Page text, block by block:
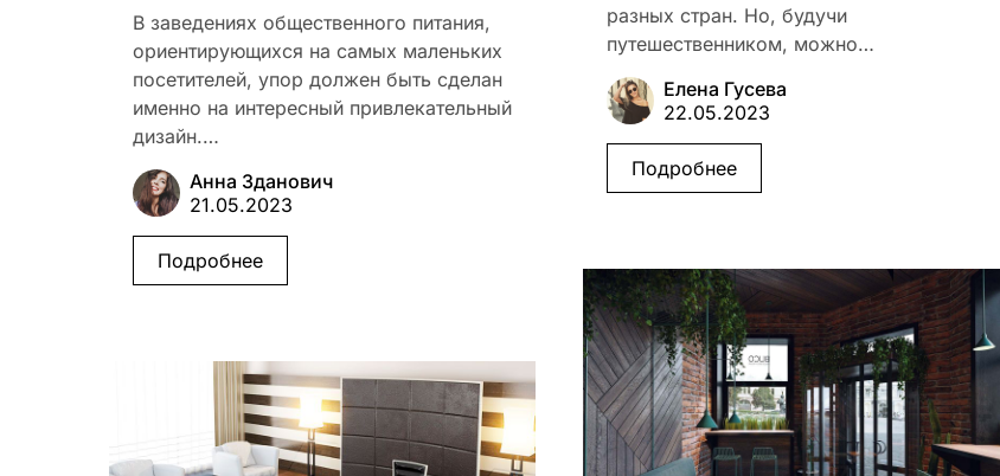
В заведениях общественного питания,
ориентирующихся на самых маленьких
посетителей, упор должен быть сделан
именно на интересный привлекательный
дизайн.…
Анна Зданович
21.05.2023
Подробнее
разных стран. Но, будучи
путешественником, можно…
Елена Гусева
22.05.2023
Подробнее